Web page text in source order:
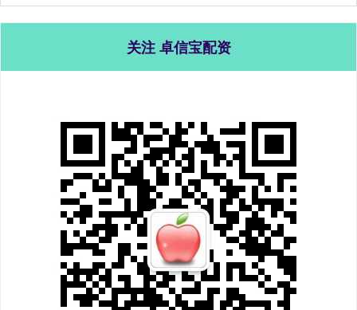
关注 卓信宝配资